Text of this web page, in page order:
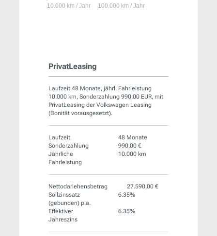
PrivatLeasing
Laufzeit 48 Monate, jährl. Fahrleistung
10.000 km, Sonderzahlung 990,00 EUR, mit
PrivatLeasing der Volkswagen Leasing
(Bonität vorausgesetzt).
Laufzeit
48 Monate
Sonderzahlung
990,00 €
Jährliche
Fahrleistung
10.000 km
Nettodarlehensbetrag
27.590,00 €
Sollzinssatz
(gebunden) p.a.
6.35%
Effektiver
Jahreszins
6.35%